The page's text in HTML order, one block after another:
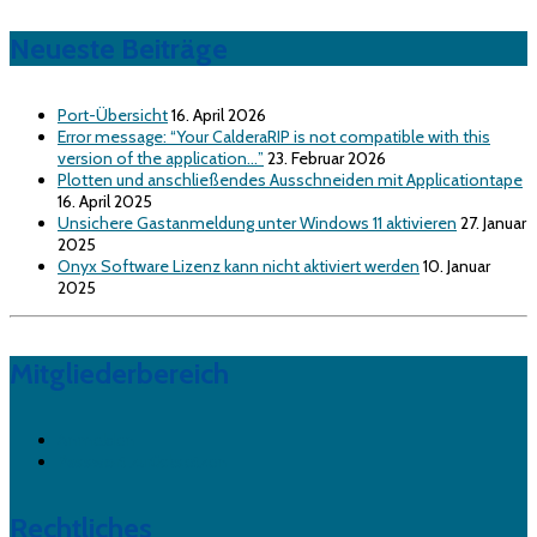
Neueste Beiträge
Port-Übersicht16. April 2026
Error message: “Your CalderaRIP is not compatible with this
version of the application…” 23. Februar 2026
Plotten und anschließendes Ausschneiden mit Applicationtape
16. April 2025
Unsichere Gastanmeldung unter Windows 11 aktivieren 27. Januar
2025
Onyx Software Lizenz kann nicht aktiviert werden 10. Januar
2025
Mitgliederbereich
Rechtliches